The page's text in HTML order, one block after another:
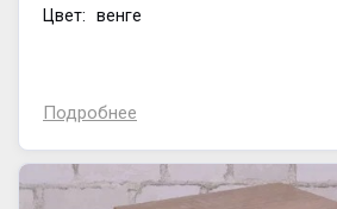
Цвет: венге
Подробнее